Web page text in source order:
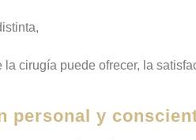
cirugía puede ofrecer, la
personal y